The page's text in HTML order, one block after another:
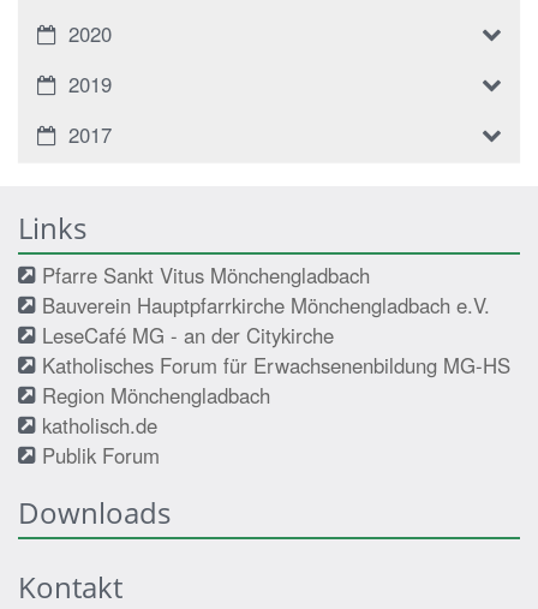
2020
2019
2017
Links
Pfarre Sankt Vitus Mönchengladbach
Bauverein Hauptpfarrkirche Mönchengladbach e.V.
LeseCafé MG - an der Citykirche
Katholisches Forum für Erwachsenenbildung MG-HS
Region Mönchengladbach
katholisch.de
Publik Forum
Downloads
Kontakt